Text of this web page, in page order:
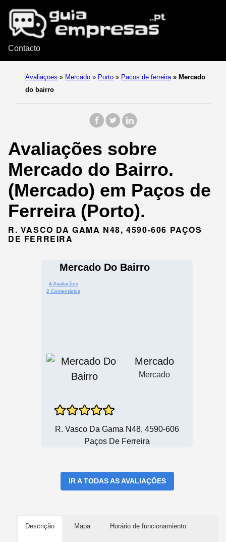
Contacto
Avaliaçoes » Mercado » Porto » Pacos de ferreira » Mercado
do bairro
Avaliações sobre
Mercado do Bairro.
(Mercado) em Paços de
Ferreira (Porto).
R. VASCO DA GAMA N48, 4590-606 PAÇOS
DE FERREIRA
Mercado Do Bairro
4 Avaliações
2 Comentários
Mercado
Mercado
R. Vasco Da Gama N48, 4590-606
Paços De Ferreira
IR A TODAS AS AVALIAÇÕES
Descrição Mapa Horário de funcionamiento